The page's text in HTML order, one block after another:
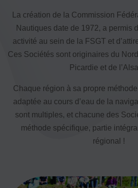
ACTUALITÉS
JE SOUHAITE M’AFFILIER
Affiliation
Prise de licence
JE SOUHAITE TROUVER UN
JE SOUHAITE ADHÉRER
Affiliation
Assurance
La création de la Commission
Nautiques date de 1972, a permis
activité au sein de la FSGT et
Ces Sociétés sont originaires du
Picardie et de
Chaque région à sa propre
adaptée au cours d’eau de la
sont multiples, et chacune des
méthode spécifique, partie
régional !